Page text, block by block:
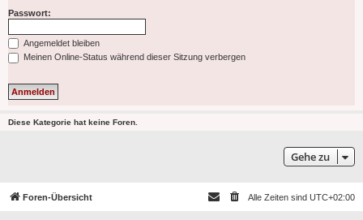
Passwort:
Angemeldet bleiben
Meinen Online-Status während dieser Sitzung verbergen
Diese Kategorie hat keine Foren.
Gehe zu
Foren-Übersicht Alle Zeiten sind UTC+02:00